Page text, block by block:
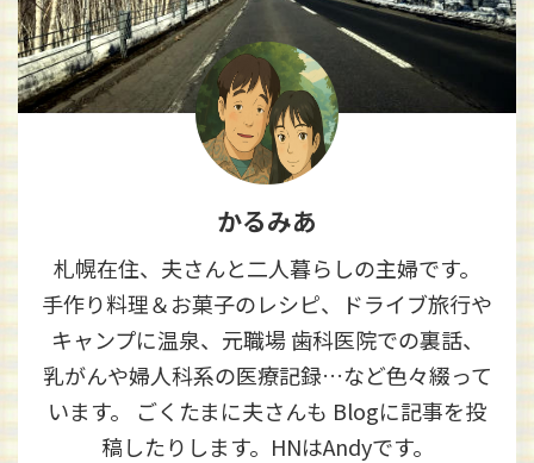
かるみあ
札幌在住、夫さんと二人暮らしの主婦です。
手作り料理＆お菓子のレシピ、ドライブ旅行や
キャンプに温泉、元職場 歯科医院での裏話、
乳がんや婦人科系の医療記録…など色々綴って
います。 ごくたまに夫さんも Blogに記事を投
稿したりします。HNはAndyです。